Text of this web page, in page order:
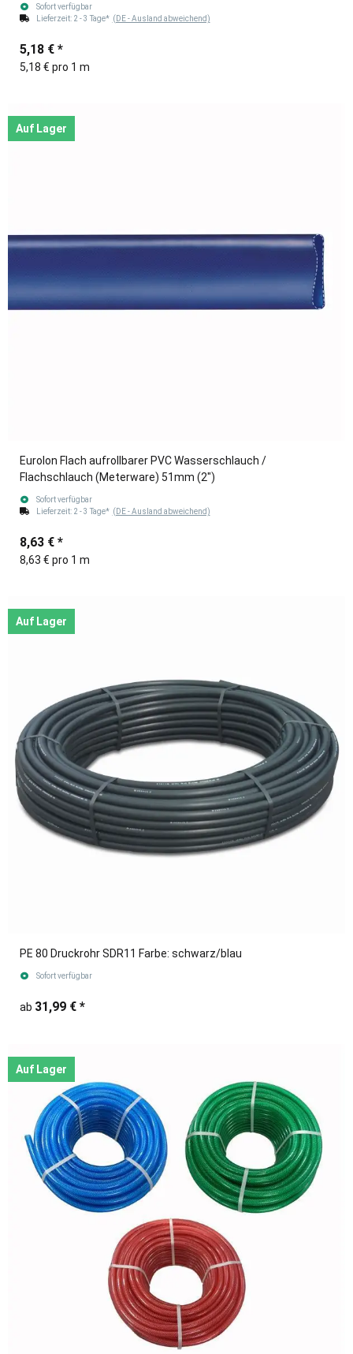
Sofort verfügbar
Lieferzeit: 2 - 3 Tage* (DE - Ausland abweichend)
5,18 € *
5,18 € pro 1 m
Auf Lager
Eurolon Flach aufrollbarer PVC Wasserschlauch /
Flachschlauch (Meterware) 51mm (2")
Sofort verfügbar
Lieferzeit: 2 - 3 Tage* (DE - Ausland abweichend)
8,63 € *
8,63 € pro 1 m
Auf Lager
PE 80 Druckrohr SDR11 Farbe: schwarz/blau
Sofort verfügbar
ab 31,99 € *
Auf Lager